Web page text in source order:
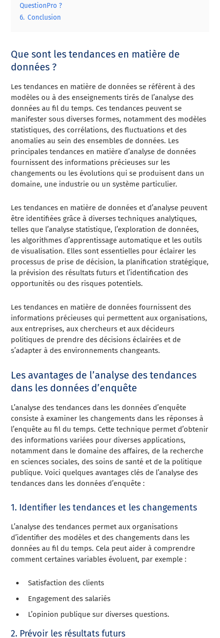
QuestionPro ?
6. Conclusion
Que sont les tendances en matière de
données ?
Les tendances en matière de données se réfèrent à des
modèles ou à des enseignements tirés de l’analyse des
données au fil du temps. Ces tendances peuvent se
manifester sous diverses formes, notamment des modèles
statistiques, des corrélations, des fluctuations et des
anomalies au sein des ensembles de données. Les
principales tendances en matière d’analyse de données
fournissent des informations précieuses sur les
changements ou les évolutions qui se produisent dans un
domaine, une industrie ou un système particulier.
Les tendances en matière de données et d’analyse peuvent
être identifiées grâce à diverses techniques analytiques,
telles que l’analyse statistique, l’exploration de données,
les algorithmes d’apprentissage automatique et les outils
de visualisation. Elles sont essentielles pour éclairer les
processus de prise de décision, la planification stratégique,
la prévision des résultats futurs et l’identification des
opportunités ou des risques potentiels.
Les tendances en matière de données fournissent des
informations précieuses qui permettent aux organisations,
aux entreprises, aux chercheurs et aux décideurs
politiques de prendre des décisions éclairées et de
s’adapter à des environnements changeants.
Les avantages de l’analyse des tendances
dans les données d’enquête
L’analyse des tendances dans les données d’enquête
consiste à examiner les changements dans les réponses à
l’enquête au fil du temps. Cette technique permet d’obtenir
des informations variées pour diverses applications,
notamment dans le domaine des affaires, de la recherche
en sciences sociales, des soins de santé et de la politique
publique. Voici quelques avantages clés de l’analyse des
tendances dans les données d’enquête :
1. Identifier les tendances et les changements
L’analyse des tendances permet aux organisations
d’identifier des modèles et des changements dans les
données au fil du temps. Cela peut aider à comprendre
comment certaines variables évoluent, par exemple :
Satisfaction des clients
Engagement des salariés
L’opinion publique sur diverses questions.
2. Prévoir les résultats futurs